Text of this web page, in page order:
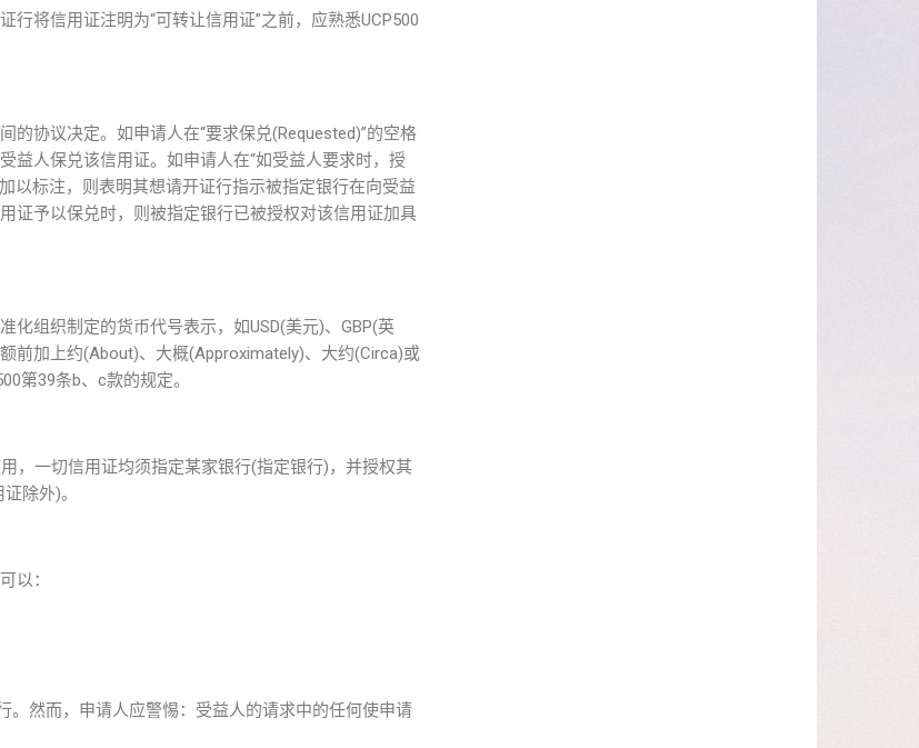
将信用证注明为“可转让信用证”之前，应熟悉UCP500
协议决定。如申请人在“要求保兑(Requested)”的空格
益人保兑该信用证。如申请人在“如受益人要求时，授
以标注，则表明其想请开证行指示被指定银行在向受益
证予以保兑时，则被指定银行已被授权对该信用证加具
组织制定的货币代号表示，如USD(美元)、GBP(英
前加上约(About)、大概(Approximately)、大约(Circa)或
第39条b、c款的规定。
，一切信用证均须指定某家银行(指定银行)，并授权其
除外)。
以：
然而，申请人应警惕：受益人的请求中的任何使申请